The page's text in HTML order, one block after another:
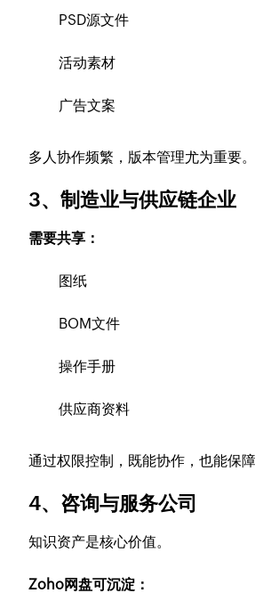
PSD源文件
活动素材
广告文案
多人协作频繁，版本管理尤为重要。
3、制造业与供应链企业
需要共享：
图纸
BOM文件
操作手册
供应商资料
通过权限控制，既能协作，也能保障
4、咨询与服务公司
知识资产是核心价值。
Zoho网盘可沉淀：